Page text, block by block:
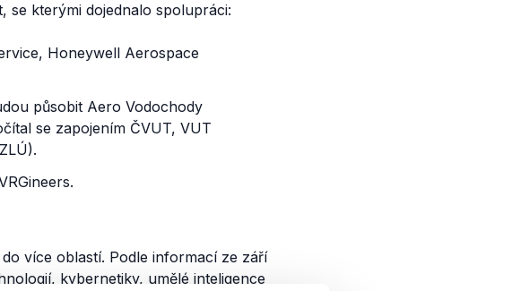
se kterými dojednalo spolupráci:
Honeywell Aerospace
působit Aero Vodochody
se zapojením ČVUT, VUT
více oblastí. Podle informací ze září
kybernetiky, umělé inteligence